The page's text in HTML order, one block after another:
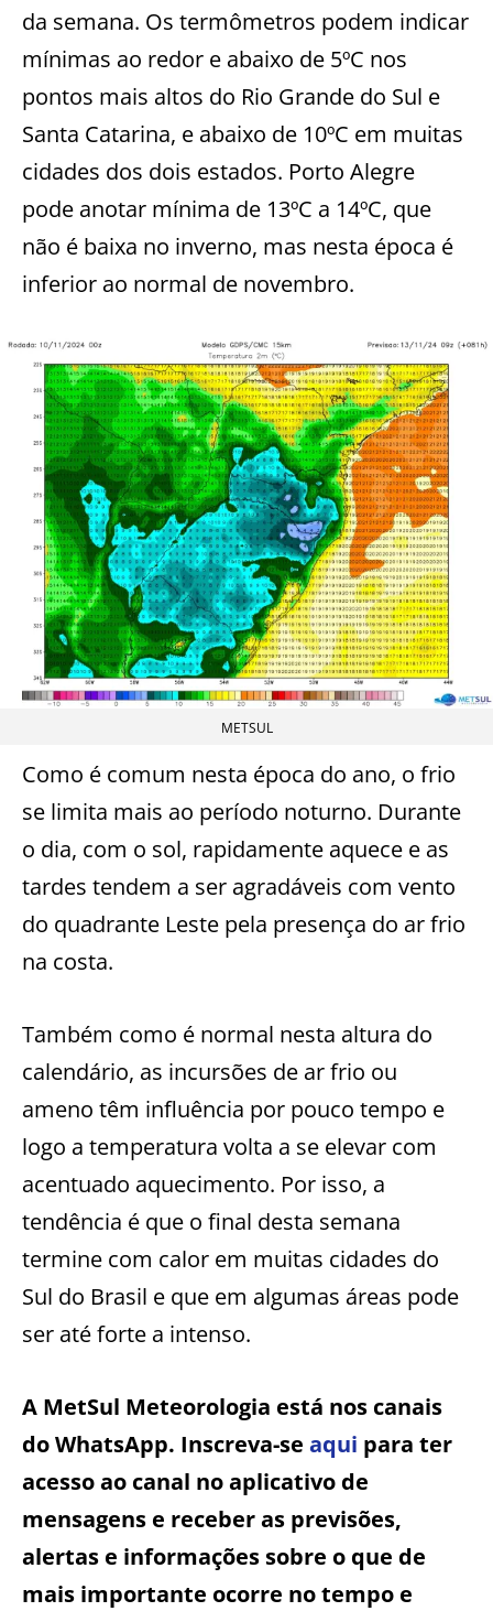
da semana. Os termômetros podem indicar
mínimas ao redor e abaixo de 5ºC nos
pontos mais altos do Rio Grande do Sul e
Santa Catarina, e abaixo de 10ºC em muitas
cidades dos dois estados. Porto Alegre
pode anotar mínima de 13ºC a 14ºC, que
não é baixa no inverno, mas nesta época é
inferior ao normal de novembro.
METSUL
Como é comum nesta época do ano, o frio
se limita mais ao período noturno. Durante
o dia, com o sol, rapidamente aquece e as
tardes tendem a ser agradáveis com vento
do quadrante Leste pela presença do ar frio
na costa.
Também como é normal nesta altura do
calendário, as incursões de ar frio ou
ameno têm influência por pouco tempo e
logo a temperatura volta a se elevar com
acentuado aquecimento. Por isso, a
tendência é que o final desta semana
termine com calor em muitas cidades do
Sul do Brasil e que em algumas áreas pode
ser até forte a intenso.
A MetSul Meteorologia está nos canais
do WhatsApp. Inscreva-se aqui para ter
acesso ao canal no aplicativo de
mensagens e receber as previsões,
alertas e informações sobre o que de
mais importante ocorre no tempo e